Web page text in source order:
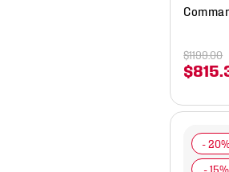
$815.
$1199.00